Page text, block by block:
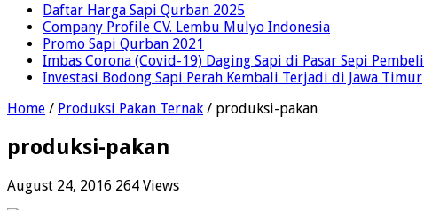
Daftar Harga Sapi Qurban 2025
Company Profile CV. Lembu Mulyo Indonesia
Promo Sapi Qurban 2021
Imbas Corona (Covid-19) Daging Sapi di Pasar Sepi Pembeli
Investasi Bodong Sapi Perah Kembali Terjadi di Jawa Timur
Home / Produksi Pakan Ternak / produksi-pakan
produksi-pakan
August 24, 2016 264 Views